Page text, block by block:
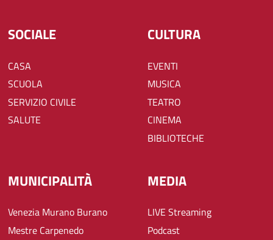
SOCIALE
CASA
SCUOLA
SERVIZIO CIVILE
SALUTE
CULTURA
EVENTI
MUSICA
TEATRO
CINEMA
BIBLIOTECHE
MUNICIPALITÀ
Venezia Murano Burano
Mestre Carpenedo
MEDIA
LIVE Streaming
Podcast